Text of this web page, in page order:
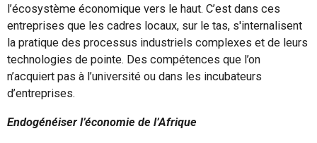
l’écosystème économique vers le haut. C’est dans ces
entreprises que les cadres locaux, sur le tas, s'internalisent
la pratique des processus industriels complexes et de leurs
technologies de pointe. Des compétences que l’on
n’acquiert pas à l’université ou dans les incubateurs
d’entreprises.
Endogénéiser l’économie de l’Afrique